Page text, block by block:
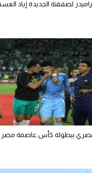
لصفقتة الجديدة إياد
ببطولة كأس عاصمة مصر